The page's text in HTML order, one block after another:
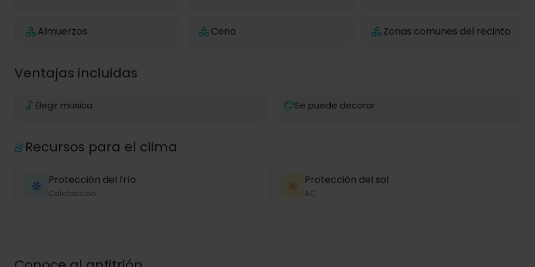
Almuerzos Cena Zonas comunes del recinto
Ventajas incluidas
Elegir música Se puede decorar
Recursos para el clima
Protección del frío
Calefacción
Protección del sol
AC